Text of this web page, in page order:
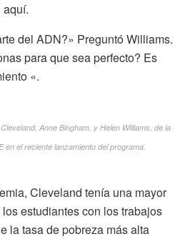
aquí.
del ADN?» Preguntó Williams.
para que sea perfecto? Es
«.
Anne Bingham, y Helen Williams, de la
en el reciente lanzamiento del programa.
Cleveland tenía una mayor
estudiantes con los trabajos
la tasa de pobreza más alta